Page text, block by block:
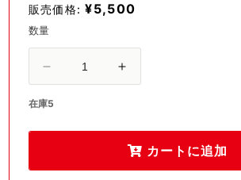
(1)
を
販売価格: ¥5,500
数量
ャ
ッ
ジ
ン
ジ
ジ
マ
ン
在庫5
カートに追加